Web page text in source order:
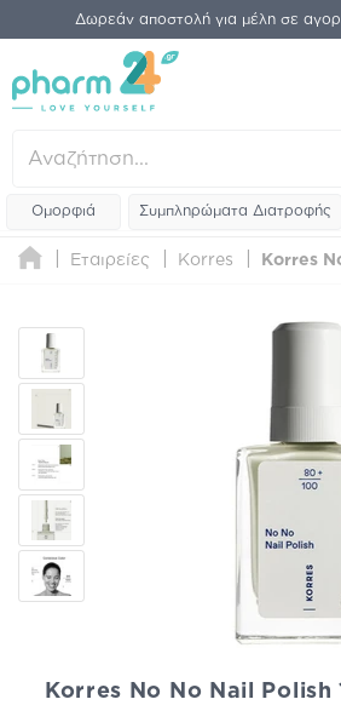
Δωρεάν αποστολή για μέλη σε
Ομορφιά Συμπληρώματα Διατροφής
Εταιρείες Korres Korres
Korres No No Nail Polish